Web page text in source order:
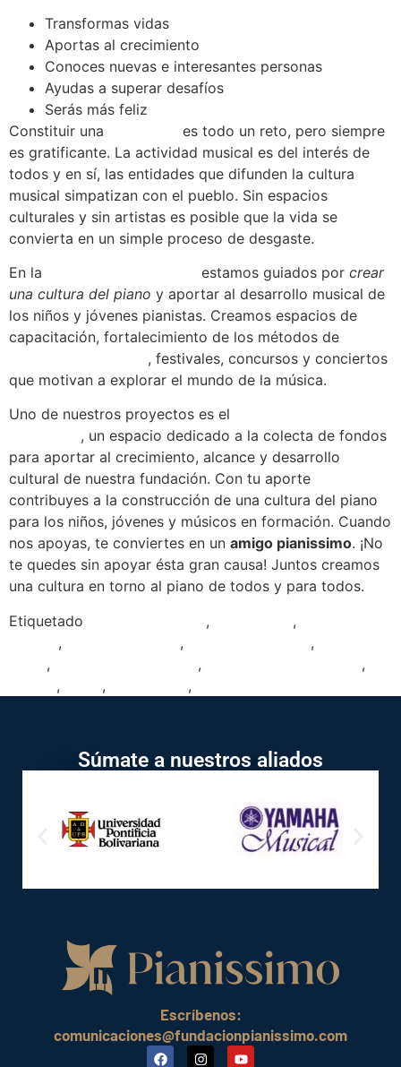
Transformas vidas
Aportas al crecimiento
Conoces nuevas e interesantes personas
Ayudas a superar desafíos
Serás más feliz
Constituir una
es todo un reto, pero siempre
es gratificante. La actividad musical es del interés de
todos y en sí, las entidades que difunden la cultura
musical simpatizan con el pueblo. Sin espacios
culturales y sin artistas es posible que la vida se
convierta en un simple proceso de desgaste.
En la
estamos guiados por crear
una cultura del piano y aportar al desarrollo musical de
los niños y jóvenes pianistas. Creamos espacios de
capacitación, fortalecimiento de los métodos de
, festivales, concursos y conciertos
que motivan a explorar el mundo de la música.
Uno de nuestros proyectos es el
, un espacio dedicado a la colecta de fondos
para aportar al crecimiento, alcance y desarrollo
cultural de nuestra fundación. Con tu aporte
contribuyes a la construcción de una cultura del piano
para los niños, jóvenes y músicos en formación. Cuando
nos apoyas, te conviertes en un amigo pianissimo. ¡No
te quedes sin apoyar ésta gran causa! Juntos creamos
una cultura en torno al piano de todos y para todos.
Etiquetado
, ,
, , ,
, ,
,
, , ,
Escríbenos:
comunicaciones@fundacionpianissimo.com
Súmate a nuestros aliados